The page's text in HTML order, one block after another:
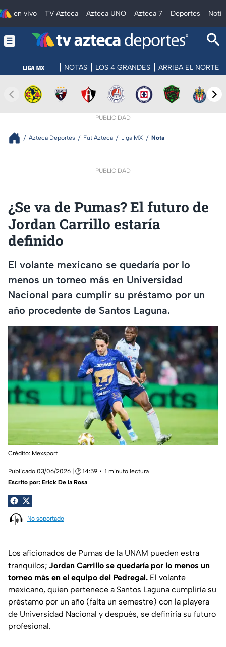
en vivo TV Azteca Azteca UNO Azteca 7 Deportes
NOTAS LOS 4 GRANDES ARRIBA EL NORTE
PUBLICIDAD
Azteca Deportes Fut Azteca Liga MX Nota
PUBLICIDAD
¿Se va de Pumas? El futuro de
Jordan Carrillo estaría
definido
El volante mexicano se quedaría por lo
menos un torneo más en Universidad
Nacional para cumplir su préstamo por un
año procedente de Santos Laguna.
Crédito: Mexsport
Publicado 03/06/2026 | 🕑 14:59
1 minuto lectura
Escrito por: Erick De la Rosa
No soportado
Los aficionados de Pumas de la UNAM pueden estra
tranquilos; Jordan Carrillo se quedaría por lo menos un
torneo más en el equipo del Pedregal. El volante
mexicano, quien pertenece a Santos Laguna cumpliría su
préstamo por un año (falta un semestre) con la playera
de Universidad Nacional y después, se definiría su futuro
profesional.